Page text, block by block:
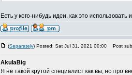
Есть у кого-нибудь идеи, как это
(Separately) Posted: Sat Jul 31, 2021 00:00 Post
AkulaBig
Я не такой крутой специалист как вы, но про